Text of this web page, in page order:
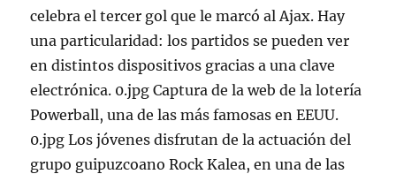
celebra el tercer gol que le marcó al Ajax. Hay
una particularidad: los partidos se pueden ver
en distintos dispositivos gracias a una clave
electrónica. 0.jpg Captura de la web de la lotería
Powerball, una de las más famosas en EEUU.
0.jpg Los jóvenes disfrutan de la actuación del
grupo guipuzcoano Rock Kalea, en una de las